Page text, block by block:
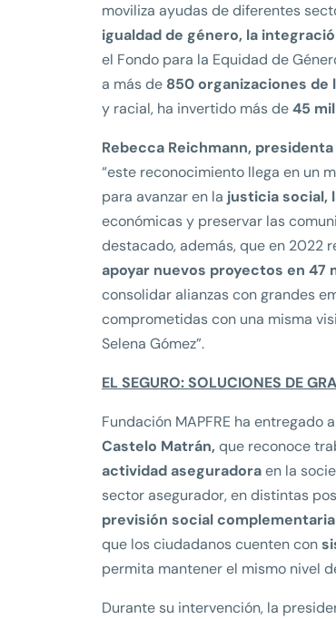
moviliza ayudas de diferentes
igualdad de género, la
el Fondo para la Equidad de
a más de 850 organizaciones de
y racial, ha invertido más de45
Rebecca Reichmann,
“este reconocimiento llega en un
para avanzar en la justicia social,
económicas y preservar las
destacado, además, que en 2022
apoyar nuevos proyectos en 47
consolidar alianzas con grandes
comprometidas con una misma
Selena Gómez”.
EL SEGURO: SOLUCIONES DE
Fundación MAPFRE ha entregado a
Castelo Matrán, que reconoce
actividad aseguradoraen la
sector asegurador, en distintas
previsión social complementaria
que los ciudadanos cuenten con
permita mantener el mismo nivel
Durante su intervención, la